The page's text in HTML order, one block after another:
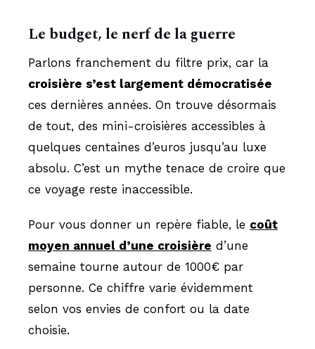
Le budget, le nerf de la guerre
Parlons franchement du filtre prix, car la
croisière s’est largement démocratisée
ces dernières années. On trouve désormais
de tout, des mini-croisières accessibles à
quelques centaines d’euros jusqu’au luxe
absolu. C’est un mythe tenace de croire que
ce voyage reste inaccessible.
Pour vous donner un repère fiable, le coût
moyen annuel d’une croisière d’une
semaine tourne autour de 1000€ par
personne. Ce chiffre varie évidemment
selon vos envies de confort ou la date
choisie.